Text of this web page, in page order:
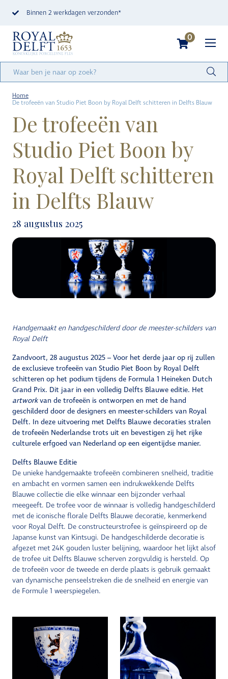
Binnen 2 werkdagen verzonden*
0
Home
De trofeeën van Studio Piet Boon by Royal Delft schitteren in Delfts Blauw
De trofeeën van
Studio Piet Boon by
Royal Delft schitteren
in Delfts Blauw
28 augustus 2025
Handgemaakt en handgeschilderd door de meester-schilders van
Royal Delft
Zandvoort, 28 augustus 2025 – Voor het derde jaar op rij zullen
de exclusieve trofeeën van Studio Piet Boon by Royal Delft
schitteren op het podium tijdens de Formula 1 Heineken Dutch
Grand Prix. Dit jaar in een volledig Delfts Blauwe editie. Het
artworkvan de trofeeën is ontworpen en met de hand
geschilderd door de designers en meester-schilders van Royal
Delft. In deze uitvoering met Delfts Blauwe decoraties stralen
de trofeeën Nederlandse trots uit en bevestigen zij het rijke
culturele erfgoed van Nederland op een eigentijdse manier.
Delfts Blauwe Editie
De unieke handgemaakte trofeeën combineren snelheid, traditie
en ambacht en vormen samen een indrukwekkende Delfts
Blauwe collectie die elke winnaar een bijzonder verhaal
meegeeft. De trofee voor de winnaar is volledig handgeschilderd
met de iconische florale Delfts Blauwe decoratie, kenmerkend
voor Royal Delft. De constructeurstrofee is geïnspireerd op de
Japanse kunst van Kintsugi. De handgeschilderde decoratie is
afgezet met 24K gouden luster belijning, waardoor het lijkt alsof
de trofee uit Delfts Blauwe scherven zorgvuldig is hersteld. Op
de trofeeën voor de tweede en derde plaats is gebruik gemaakt
van dynamische penseelstreken die de snelheid en energie van
de Formule 1 weerspiegelen.